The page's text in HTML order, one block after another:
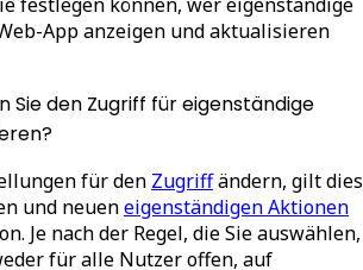
App anzeigen und aktualisieren
Sie den Zugriff für eigenständige
für den Zugriffändern, gilt dies
und neueneigenständigen Aktionen
Je nach der Regel, die Sie auswählen,
für alle Nutzer offen, auf